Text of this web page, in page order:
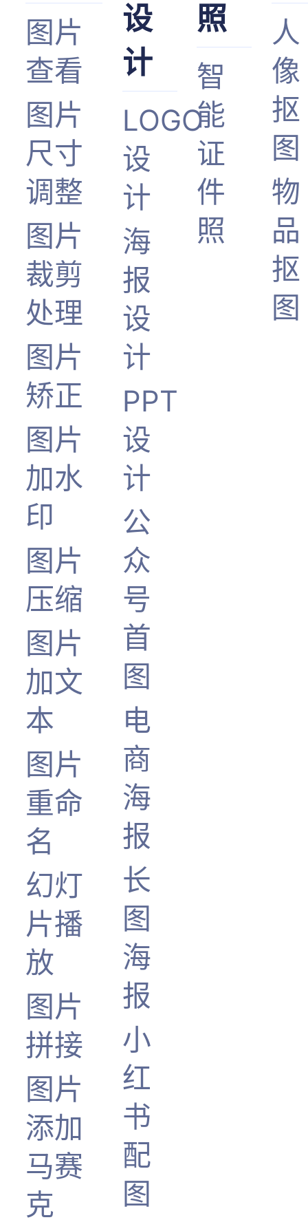
图片
查看
图片
尺寸
调整
图片
裁剪
处理
图片
矫正
图片
加水
印
图片
压缩
图片
加文
本
图片
重命
名
幻灯
片播
放
图片
拼接
图片
添加
马赛
克
设
计
LOGO
设
计
海
报
设
计
PPT
设
计
公
众
号
首
图
电
商
海
报
长
图
海
报
小
红
书
配
图
照
智
能
证
件
照
人
像
抠
图
物
品
抠
图